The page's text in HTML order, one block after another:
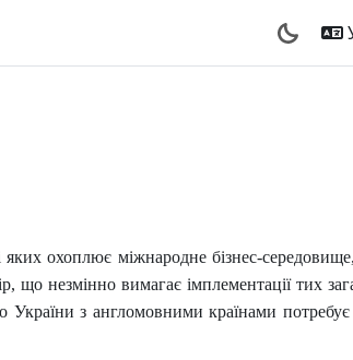
охоплює міжнародне бізнес-
що незмінно вимагає імплементації тих
України з англомовними країнами потребує